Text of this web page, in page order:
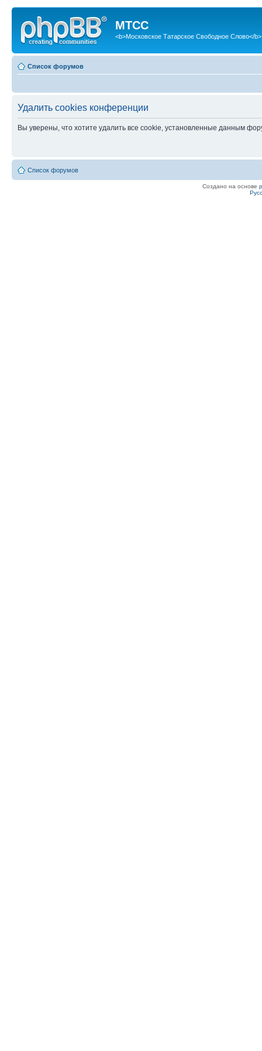
МТСС
<b>Московское Татарское Свободное Слово</b>
Список форумов
Удалить cookies конференции
Вы уверены, что хотите удалить все cookie, установленные данным
Список форумов
Создано на основе